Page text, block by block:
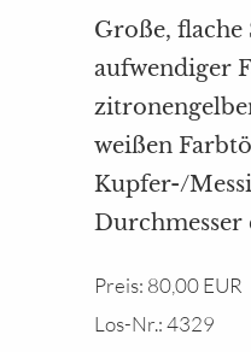
Große,
aufwendiger
weißen
Kupfer-/
Durchmesser
Preis: 80,00 EUR
Los-Nr.: 4329